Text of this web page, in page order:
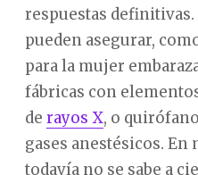
respuestas definitivas.
pueden asegurar,
para la mujer
fábricas con
de rayos X, o
gases anestésicos.
todavía no se sabe a